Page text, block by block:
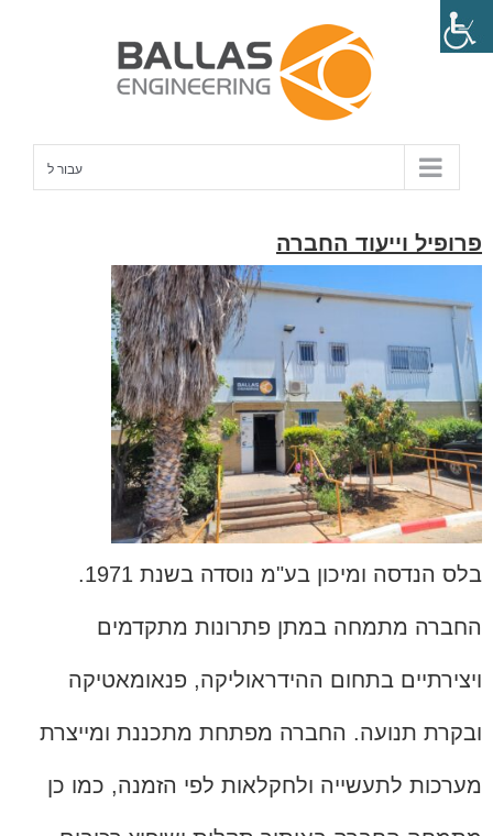
לתוכן
עבור ל
פרופיל וייעוד החברה
בלס הנדסה ומיכון בע"מ נוסדה בשנת 1971.
החברה מתמחה במתן פתרונות מתקדמים
ויצירתיים בתחום ההידראוליקה, פנאומאטיקה
ובקרת תנועה. החברה מפתחת מתכננת ומייצרת
מערכות לתעשייה ולחקלאות לפי הזמנה, כמו כן